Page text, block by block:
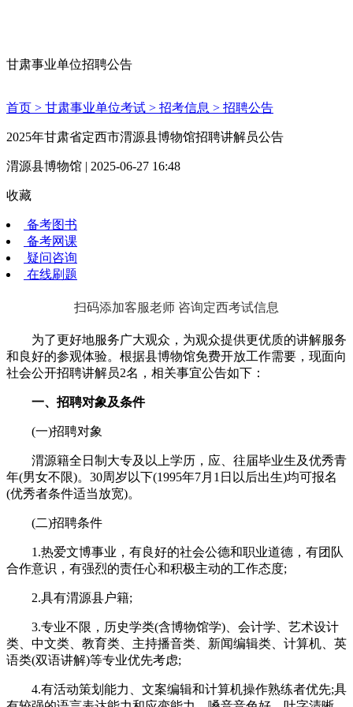
甘肃事业单位招聘公告
首页 > 甘肃事业单位考试 > 招考信息 > 招聘公告
2025年甘肃省定西市渭源县博物馆招聘讲解员公告
渭源县博物馆 | 2025-06-27 16:48
收藏
备考图书
备考网课
疑问咨询
在线刷题
扫码添加客服老师 咨询定西考试信息
为了更好地服务广大观众，为观众提供更优质的讲解服务
和良好的参观体验。根据县博物馆免费开放工作需要，现面向
社会公开招聘讲解员2名，相关事宜公告如下：
一、招聘对象及条件
(一)招聘对象
渭源籍全日制大专及以上学历，应、往届毕业生及优秀青
年(男女不限)。30周岁以下(1995年7月1日以后出生)均可报名
(优秀者条件适当放宽)。
(二)招聘条件
1.热爱文博事业，有良好的社会公德和职业道德，有团队
合作意识，有强烈的责任心和积极主动的工作态度;
2.具有渭源县户籍;
3.专业不限，历史学类(含博物馆学)、会计学、艺术设计
类、中文类、教育类、主持播音类、新闻编辑类、计算机、英
语类(双语讲解)等专业优先考虑;
4.有活动策划能力、文案编辑和计算机操作熟练者优先;具